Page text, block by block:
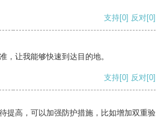
支持[0] 反对[0]
，让我能够快速到达目的地。
支持[0] 反对[0]
提高，可以加强防护措施，比如增加双重验